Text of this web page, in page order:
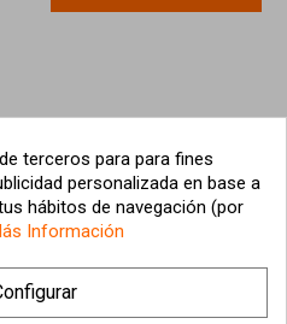
terceros para para fines
personalizada en base a
hábitos de navegación (por
Información